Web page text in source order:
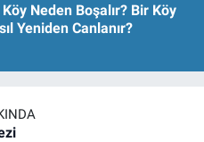
Neden Boşalır? Bir Köy
Yeniden Canlanır?